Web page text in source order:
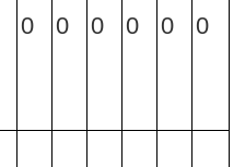
0 0 0 0 0 0